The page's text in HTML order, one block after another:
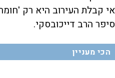
אי קבלת העירוב היא רק
סיפר הרב דייכובסקי.
הכי מעניין